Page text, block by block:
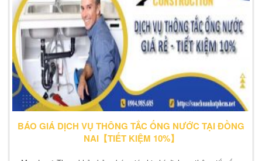
BÁO GIÁ DỊCH VỤ THÔNG TẮC ỐNG NƯỚC TẠI ĐỒNG
NAI【TIẾT KIỆM 10%】